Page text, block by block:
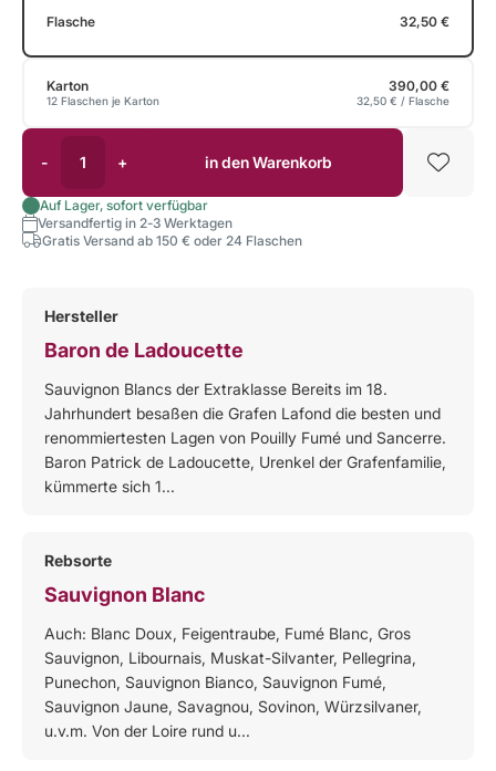
Flasche 32,50 €
Karton 390,00 €
12 Flaschen je Karton 32,50 € / Flasche
- + in den Warenkorb
Auf Lager, sofort verfügbar
Versandfertig in 2-3 Werktagen
Gratis Versand ab 150 € oder 24 Flaschen
Hersteller
Baron de Ladoucette
Sauvignon Blancs der Extraklasse Bereits im 18.
Jahrhundert besaßen die Grafen Lafond die besten und
renommiertesten Lagen von Pouilly Fumé und Sancerre.
Baron Patrick de Ladoucette, Urenkel der Grafenfamilie,
kümmerte sich 1...
Rebsorte
Sauvignon Blanc
Auch: Blanc Doux, Feigentraube, Fumé Blanc, Gros
Sauvignon, Libournais, Muskat-Silvanter, Pellegrina,
Punechon, Sauvignon Bianco, Sauvignon Fumé,
Sauvignon Jaune, Savagnou, Sovinon, Würzsilvaner,
u.v.m. Von der Loire rund u...